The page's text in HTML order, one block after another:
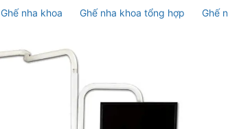
Ghế nha khoa Ghế nha khoa tổng hợp Ghế